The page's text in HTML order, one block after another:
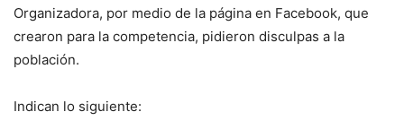
Organizadora, por medio de la página en Facebook, que
crearon para la competencia, pidieron disculpas a la
población.
Indican lo siguiente: